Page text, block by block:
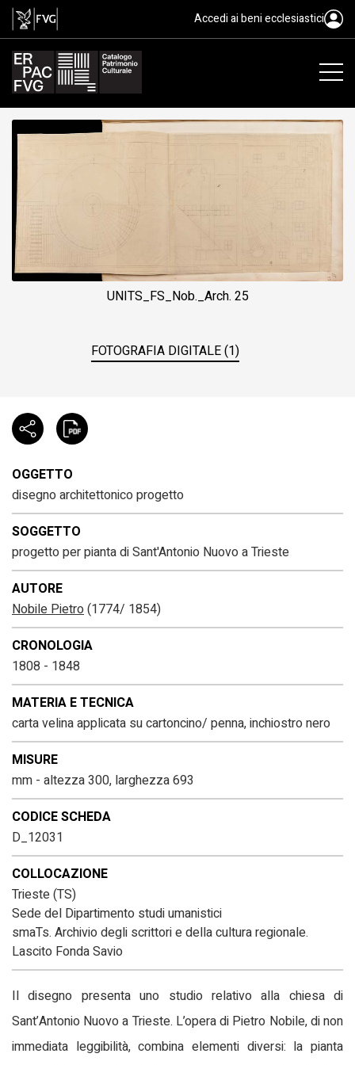
disegno architettonico, Nobile
Accedi ai beni ecclesiastici
UNITS_FS_Nob._Arch. 25
FOTOGRAFIA DIGITALE (1)
OGGETTO
disegno architettonico progetto
SOGGETTO
progetto per pianta di Sant'Antonio Nuovo a Trieste
AUTORE
Nobile Pietro(1774/ 1854)
CRONOLOGIA
1808 - 1848
MATERIA E TECNICA
carta velina applicata su cartoncino/ penna, inchiostro nero
MISURE
mm - altezza 300, larghezza 693
CODICE SCHEDA
D_12031
COLLOCAZIONE
Trieste (TS)
Sede del Dipartimento studi umanistici
smaTs. Archivio degli scrittori e della cultura regionale.
Lascito Fonda Savio
Il disegno presenta uno studio relativo alla chiesa di
Sant’Antonio Nuovo a Trieste. L’opera di Pietro Nobile, di non
immediata leggibilità, combina elementi diversi: la pianta